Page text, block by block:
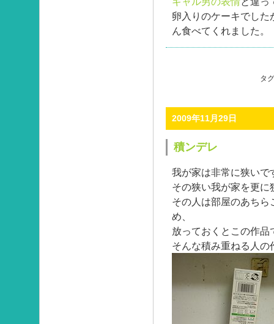
卵入りのケーキでし
ん食べてくれました。
タ
2009年11月29日
積ンデレ
我が家は非常に狭いで
その狭い我が家を更
その人は部屋のあち
め、
放っておくとこの作
そんな積み重ねる人